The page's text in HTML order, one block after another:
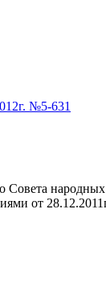
№5-631
от